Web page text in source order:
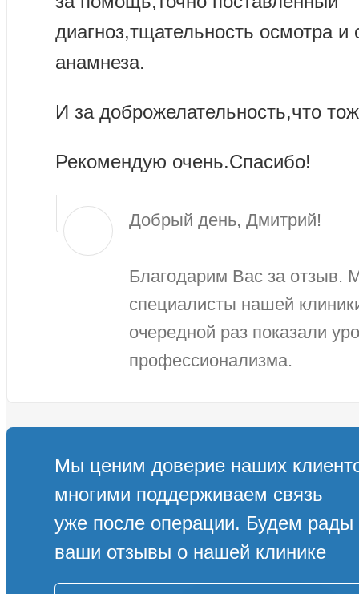
диагноз,тщательность осмотра и
анамнеза.
И за доброжелательность,что
Рекомендую очень.Спасибо!
Добрый день, Дмитрий!
Благодарим Вас за отзыв.
специалисты нашей
очередной раз показали
профессионализма.
Мы ценим доверие наших
многими поддерживаем связь
уже после операции. Будем рады
ваши отзывы о нашей клинике